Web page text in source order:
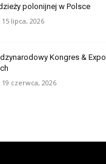
polonijnej w Polsce
15 lipca, 2026
Kongres & Expo
19 czerwca, 2026